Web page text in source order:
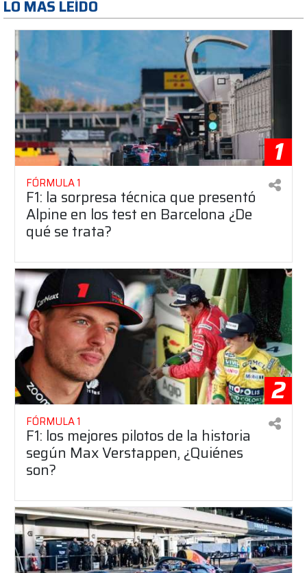
LO MAS LEÍDO
1
FÓRMULA 1
F1: la sorpresa técnica que presentó
Alpine en los test en Barcelona ¿De
qué se trata?
2
FÓRMULA 1
F1: los mejores pilotos de la historia
según Max Verstappen, ¿Quiénes
son?